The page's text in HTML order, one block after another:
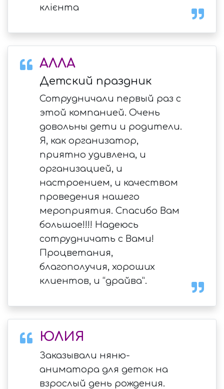
клієнта
АЛЛА
Детский праздник
Сотрудничали первый раз с
этой компанией. Очень
довольны дети и родители.
Я, как организатор,
приятно удивлена, и
организацией, и
настроением, и качеством
проведения нашего
мероприятия. Спасибо Вам
большое!!!! Надеюсь
сотрудничать с Вами!
Процветания,
благополучия, хороших
клиентов, и “драйва”.
ЮЛИЯ
Заказывали няню-
аниматора для деток на
взрослый день рождения.